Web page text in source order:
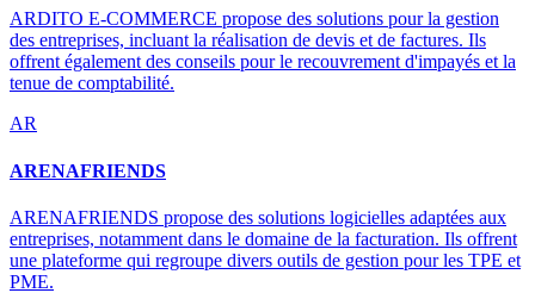
ARDITO E-COMMERCE propose des solutions pour la gestion
des entreprises, incluant la réalisation de devis et de factures. Ils
offrent également des conseils pour le recouvrement d'impayés et la
tenue de comptabilité.
AR
ARENAFRIENDS
ARENAFRIENDS propose des solutions logicielles adaptées aux
entreprises, notamment dans le domaine de la facturation. Ils offrent
une plateforme qui regroupe divers outils de gestion pour les TPE et
PME.